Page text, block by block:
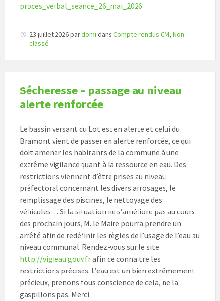
proces_verbal_seance_26_mai_2026
23 juillet 2026pardomi dans Compte rendus CM, Non
classé
Sécheresse – passage au niveau
alerte renforcée
Le bassin versant du Lot est en alerte et celui du
Bramont vient de passer en alerte renforcée, ce qui
doit amener les habitants de la commune à une
extrême vigilance quant à la ressource en eau. Des
restrictions viennent d’être prises au niveau
préfectoral concernant les divers arrosages, le
remplissage des piscines, le nettoyage des
véhicules… Si la situation ne s’améliore pas au cours
des prochain jours, M. le Maire pourra prendre un
arrêté afin de redéfinir les règles de l’usage de l’eau au
niveau communal. Rendez-vous sur le site
http://vigieau.gouv.frafin de connaitre les
restrictions précises. L’eau est un bien extrêmement
précieux, prenons tous conscience de cela, ne la
gaspillons pas. Merci